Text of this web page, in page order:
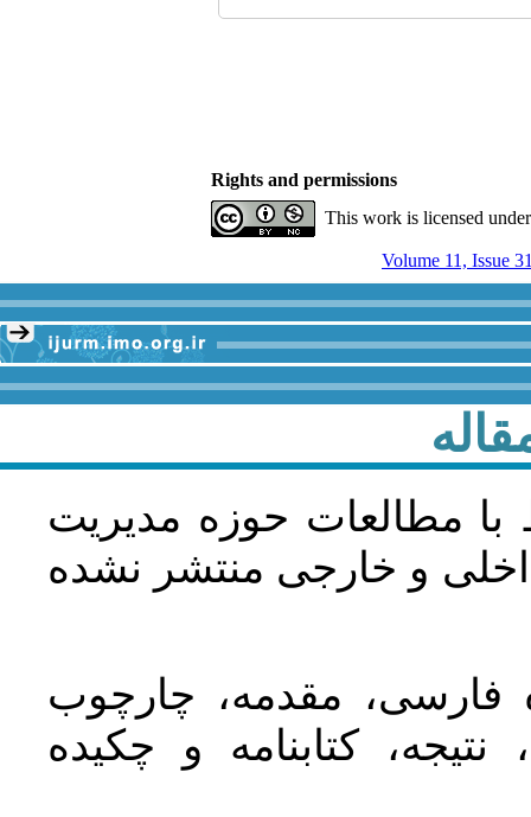
Rights and permissions
This work is licensed
Volume 11, Issue
با مطالعات حوزه مديريت
و خارجی منتشر نشده
فارسی، مقدمه، چارچوب
کتابنامه و چکیده